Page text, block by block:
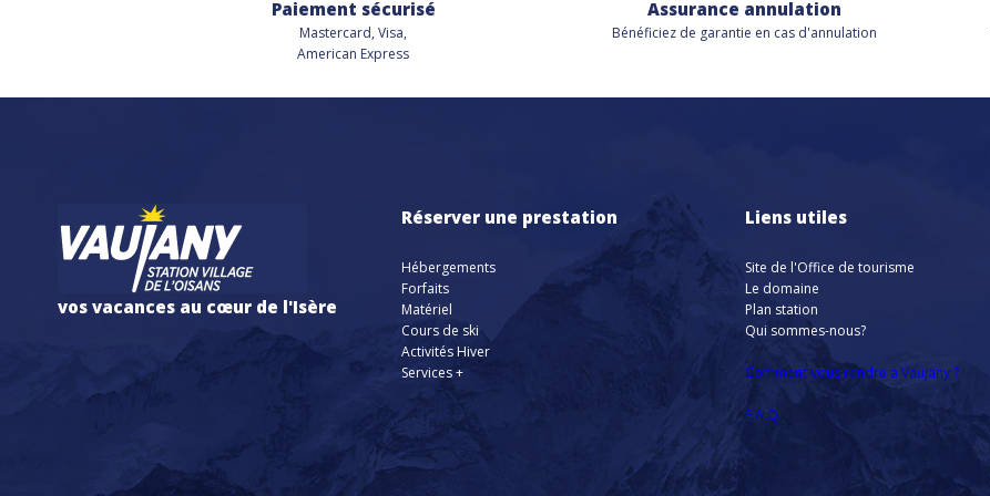
Paiement sécurisé
Mastercard, Visa,
American Express
Assurance annulation
Bénéficiez de garantie en cas d'annulation
vos vacances au cœur de l'Isère
Réserver une prestation
Hébergements
Forfaits
Matériel
Cours de ski
Activités Hiver
Services +
Liens utiles
Site de l'Office de tourisme
Le domaine
Plan station
Qui sommes-nous?
Comment vous rendre à Vaujany ?
F.A.Q.